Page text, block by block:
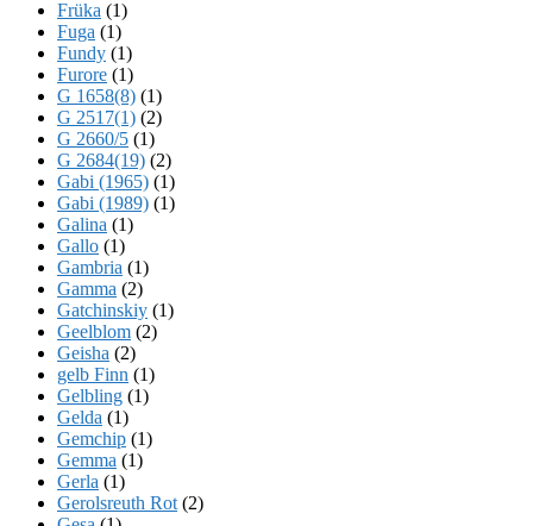
Früka (1)
Fuga (1)
Fundy (1)
Furore (1)
G 1658(8) (1)
G 2517(1) (2)
G 2660/5 (1)
G 2684(19) (2)
Gabi (1965) (1)
Gabi (1989) (1)
Galina (1)
Gallo (1)
Gambria (1)
Gamma (2)
Gatchinskiy (1)
Geelblom (2)
Geisha (2)
gelb Finn (1)
Gelbling (1)
Gelda (1)
Gemchip (1)
Gemma (1)
Gerla (1)
Gerolsreuth Rot (2)